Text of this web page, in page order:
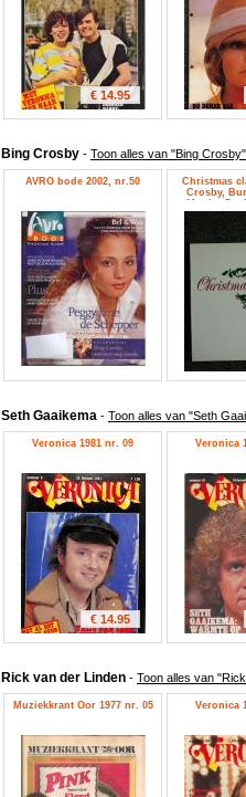
€ 14.95
Bing Crosby - Toon alles van "Bing Crosby"
AVRO bode 2002, nr.50
Christmas
Crosby,
Martin,
Autry, Nat
Seth Gaaikema - Toon alles van "Seth
Veronica 1981 nr. 09
€ 14.95
Veronica
Rick van der Linden - Toon alles van
Muziekkrant Oor 1977 nr. 05 Veronica